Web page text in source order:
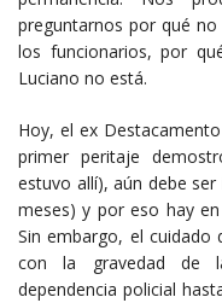
preguntarnos por qué
los funcionarios, por
Luciano no está.
Hoy, el ex
primer peritaje
estuvo allí), aún debe
meses) y por eso hay
Sin embargo, el cuidado
con la gravedad de
dependencia policial